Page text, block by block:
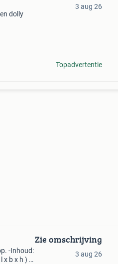
dolly
3 aug 26
Topadvertentie
-Inhoud:
x b x h ) -
Zie omschrijving
3 aug 26